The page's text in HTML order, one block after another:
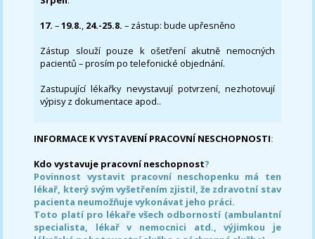
17. –19.8., 24.-25.8. – zástup: bude upřesněno
Zástup slouží pouze k ošetření akutně nemocných
pacientů – prosím po telefonické objednání.
Zastupující lékařky nevystavují potvrzení, nezhotovují
výpisy z dokumentace apod..
INFORMACE K VYSTAVENÍ PRACOVNÍ NESCHOPNOSTI:
Kdo vystavuje pracovní neschopnost?
Povinnost vystavit pracovní neschopenku má ten
lékař, který svým vyšetřením zjistil, že zdravotní stav
pacienta neumožňuje vykonávat jeho práci.
Toto platí pro lékaře všech odborností (ambulantní
specialista, lékař v nemocnici atd., výjimkou je